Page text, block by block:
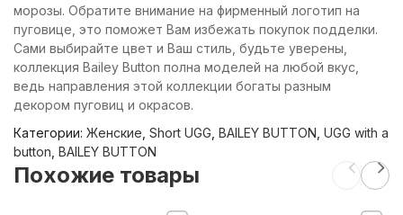
морозы. Обратите внимание на фирменный логотип на
пуговице, это поможет Вам избежать покупок подделки.
Сами выбирайте цвет и Ваш стиль, будьте уверены,
коллекция Bailey Button полна моделей на любой вкус,
ведь направления этой коллекции богаты разным
декором пуговиц и окрасов.
Категории: Женские Short UGG BAILEY BUTTON UGG with a
button BAILEY BUTTON
Похожие товары